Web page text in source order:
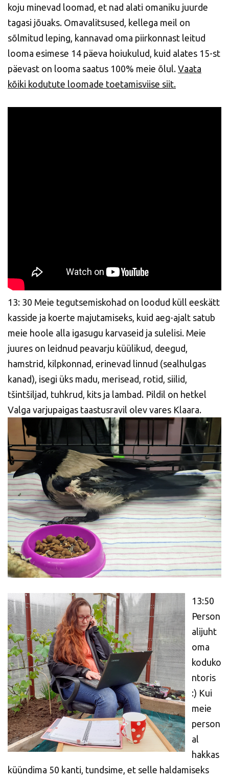
koju minevad loomad, et nad alati omaniku juurde
tagasi jõuaks. Omavalitsused, kellega meil on
sõlmitud leping, kannavad oma piirkonnast leitud
looma esimese 14 päeva hoiukulud, kuid alates 15-st
päevast on looma saatus 100% meie õlul. Vaata
kõiki kodutute loomade toetamisviise siit.
13: 30 Meie tegutsemiskohad on loodud küll eeskätt
kasside ja koerte majutamiseks, kuid aeg-ajalt satub
meie hoole alla igasugu karvaseid ja sulelisi. Meie
juures on leidnud peavarju küülikud, deegud,
hamstrid, kilpkonnad, erinevad linnud (sealhulgas
kanad), isegi üks madu, merisead, rotid, siilid,
tšintšiljad, tuhkrud, kits ja lambad. Pildil on hetkel
Valga varjupaigas taastusravil olev vares Klaara.
13:50
Person
alijuht
oma
koduko
ntoris
:) Kui
meie
person
al
hakkas
küündima 50 kanti, tundsime, et selle haldamiseks